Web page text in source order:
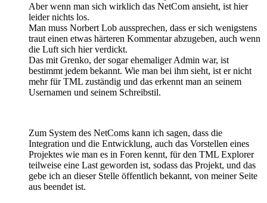
Aber wenn man sich wirklich das NetCom ansieht, ist hier
leider nichts los.
Man muss Norbert Lob aussprechen, dass er sich wenigstens
traut einen etwas härteren Kommentar abzugeben, auch wenn
die Luft sich hier verdickt.
Das mit Grenko, der sogar ehemaliger Admin war, ist
bestimmt jedem bekannt. Wie man bei ihm sieht, ist er nicht
mehr für TML zuständig und das erkennt man an seinem
Usernamen und seinem Schreibstil.
Zum System des NetComs kann ich sagen, dass die
Integration und die Entwicklung, auch das Vorstellen eines
Projektes wie man es in Foren kennt, für den TML Explorer
teilweise eine Last geworden ist, sodass das Projekt, und das
gebe ich an dieser Stelle öffentlich bekannt, von meiner Seite
aus beendet ist.